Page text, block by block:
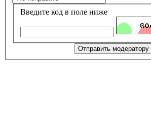
Введите код в поле ниже
Отправить модератору